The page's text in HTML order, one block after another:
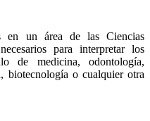
en un área de las Ciencias
para interpretar los
de medicina, odontología,
biotecnología o cualquier otra